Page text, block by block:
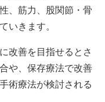
、筋力、股関節・骨
いきます。
改善を目指せるとさ
や、保存療法で改善
術療法が検討される